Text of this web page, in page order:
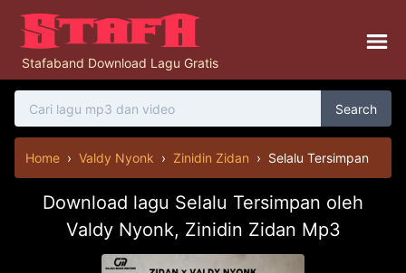
Stafaband Download Lagu Gratis
Search
Home › Valdy Nyonk › Zinidin Zidan › Selalu Tersimpan
Download lagu Selalu Tersimpan oleh
Valdy Nyonk, Zinidin Zidan Mp3